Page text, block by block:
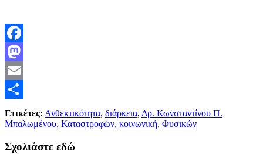
Facebook
Mastodon
Email
Μοιραστείτε
Ετικέτες: Ανθεκτικότητα, διάρκεια, Δρ. Κωνσταντίνου Π.
Μπαλωμένου, Καταστροφών, κοινωνική, Φυσικών
Σχολιάστε εδώ